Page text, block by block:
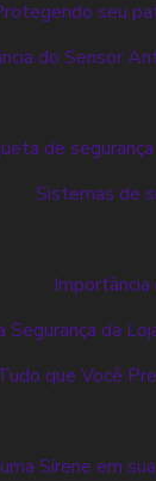
seu
do Sensor
de
Sistemas de
Segurança da
que Você
Sirene em